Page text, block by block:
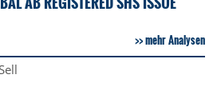
mehr Analysen